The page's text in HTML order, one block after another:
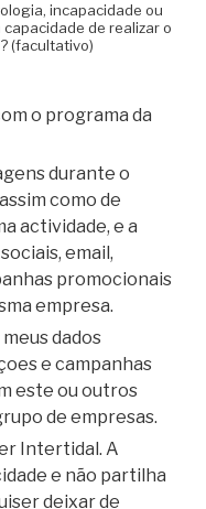
incapacidade ou
de realizar o
(facultativo)
o programa da
durante o
como de
actividade, e a
email,
promocionais
empresa.
dados
e campanhas
este ou outros
de empresas.
Intertidal. A
e não partilha
deixar de